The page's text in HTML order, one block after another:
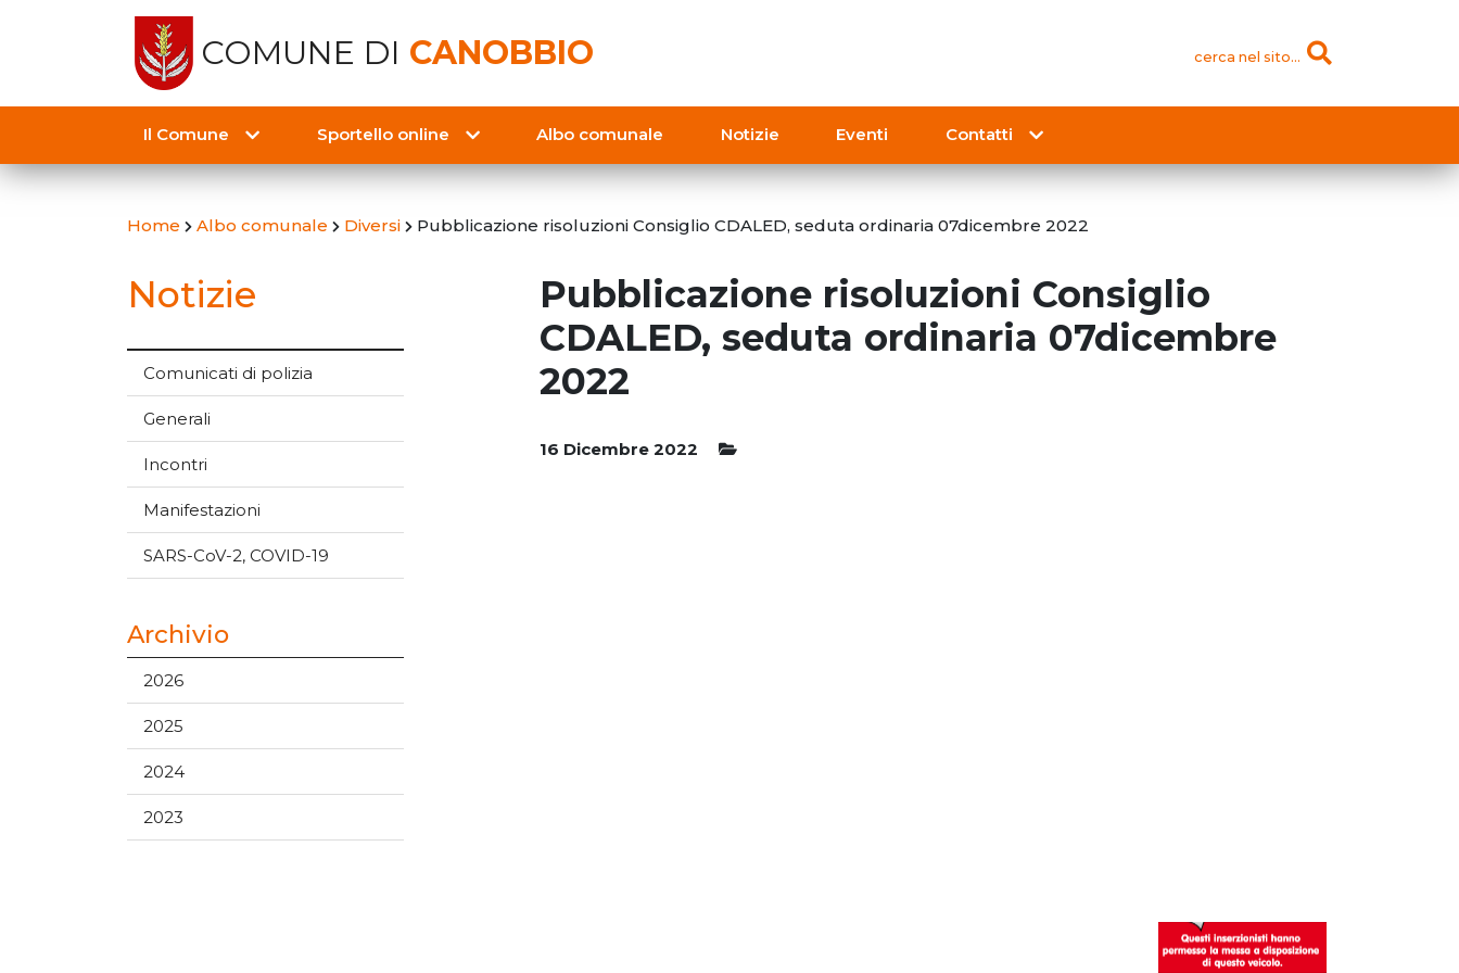
COMUNE DI CANOBBIO cerca nel sito...
Il Comune Sportello online Albo comunale Notizie Eventi Contatti
Home Albo comunale Diversi Pubblicazione risoluzioni Consiglio CDALED, seduta ordinaria 07dicembre 2022
Notizie
Comunicati di polizia
Generali
Incontri
Manifestazioni
SARS-CoV-2, COVID-19
Archivio
2026
2025
2024
2023
Pubblicazione risoluzioni Consiglio
CDALED, seduta ordinaria 07dicembre
2022
16 Dicembre 2022